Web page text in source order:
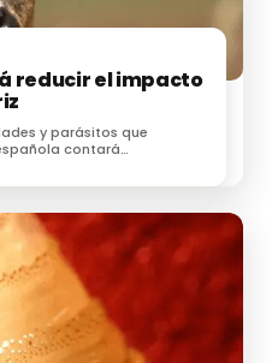
es una
la enfermedad, no ha
porquese puso en el
por mosquitos del
interesar:
reducir el impacto
y parásitos que
contará